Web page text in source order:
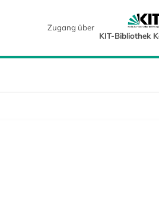
Zugang über
KIT-Bibliothek